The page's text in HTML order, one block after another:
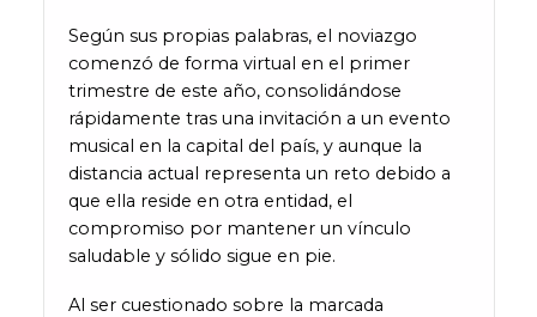
Según sus propias palabras, el noviazgo
comenzó de forma virtual en el primer
trimestre de este año, consolidándose
rápidamente tras una invitación a un evento
musical en la capital del país, y aunque la
distancia actual representa un reto debido a
que ella reside en otra entidad, el
compromiso por mantener un vínculo
saludable y sólido sigue en pie.
Al ser cuestionado sobre la marcada